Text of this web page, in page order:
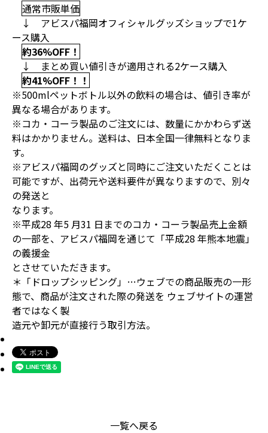
通常市販単価
↓ アビスパ福岡オフィシャルグッズショップで1ケ
ース購入
約36%OFF！
↓ まとめ買い値引きが適用される2ケース購入
約41%OFF！！
※500mlペットボトル以外の飲料の場合は、値引き率が
異なる場合があります。
※コカ・コーラ製品のご注文には、数量にかかわらず送
料はかかりません。送料は、日本全国一律無料となりま
す。
※アビスパ福岡のグッズと同時にご注文いただくことは
可能ですが、出荷元や送料要件が異なりますので、別々
の発送と
なります。
※平成28 年5 月31 日までのコカ・コーラ製品売上金額
の一部を、アビスパ福岡を通じて「平成28 年熊本地震」
の義援金
とさせていただきます。
＊「ドロップシッピング」…ウェブでの商品販売の一形
態で、商品が注文された際の発送を ウェブサイトの運営
者ではなく製
造元や卸元が直接行う取引方法。
一覧へ戻る